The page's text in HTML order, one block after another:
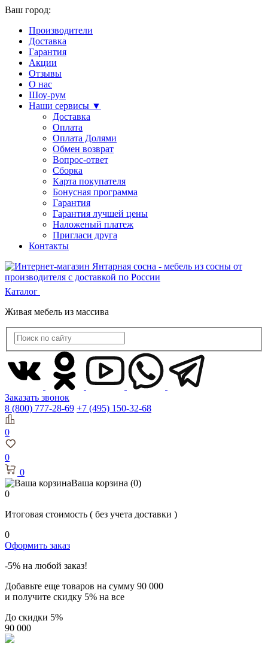
Ваш город:
Производители
Доставка
Гарантия
Акции
Отзывы
О нас
Шоу-рум
Наши сервисы ▼
Доставка
Оплата
Оплата Долями
Обмен возврат
Вопрос-ответ
Сборка
Карта покупателя
Бонусная программа
Гарантия
Гарантия лучшей цены
Наложеный платеж
Пригласи друга
Контакты
Каталог
Живая мебель из массива
Заказать звонок
8 (800) 777-28-69 +7 (495) 150-32-68
0
0
0
Ваша корзина (0)
0
Итоговая стоимость ( без учета доставки )
0
Оформить заказ
-5% на любой заказ!
Добавьте еще товаров на сумму 90 000
и получите скидку 5% на все
До скидки 5%
90 000